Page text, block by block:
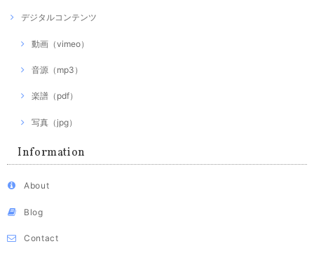
デジタルコンテンツ
動画（vimeo）
音源（mp3）
楽譜（pdf）
写真（jpg）
Information
About
Blog
Contact